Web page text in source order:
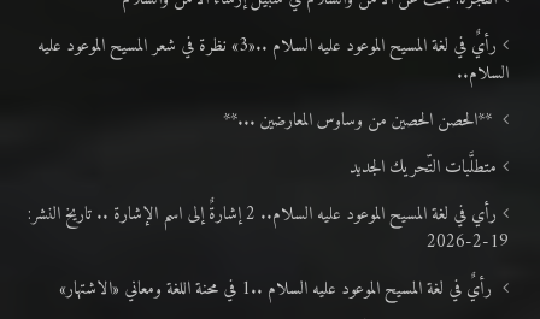
رأيٌ في لغة المسيح الموعود عليه السلام ..«3» نظرة في شعر المسيح الموعود عليه
السلام..
**الحصن الحصين من وساوس المعارضين ...**
متطلَّبات التّحريك الجديد
رأي في لغة المسيح الموعود عليه السلام.. 2 إشارةٌ إلى اسم الإشارة .. تاريخ النشر:
19-2-2026
رأيٌ في لغة المسيح الموعود عليه السلام ..1 في محنة اللغة ومعاني «الاشتهار»